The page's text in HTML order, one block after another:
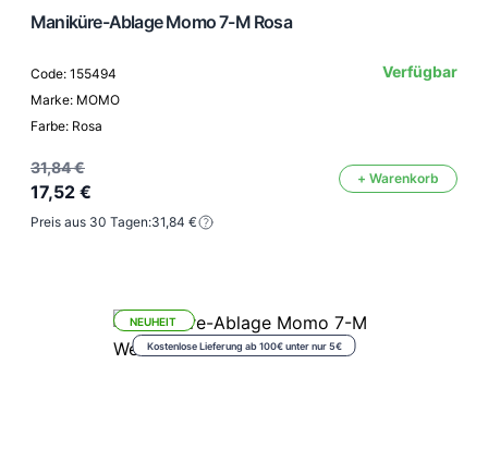
Maniküre-Ablage Momo 7-M Rosa
Code: 155494
Marke: MOMO
Farbe: Rosa
Verfügbar
31,84 €
17,52 €
+ Warenkorb
Preis aus 30 Tagen:31,84 €
Kostenlose Lieferung ab 100€ unter nur 5€
NEUHEIT